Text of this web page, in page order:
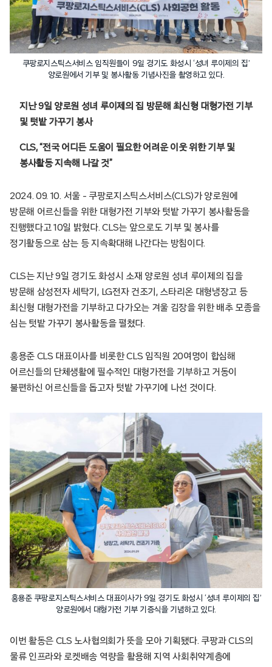
쿠팡로지스틱스서비스 임직원들이 9일 경기도 화성시 ‘성녀 루이제의 집’
양로원에서 기부 및 봉사활동 기념사진을 촬영하고 있다.
지난 9일 양로원 성녀 루이제의 집 방문해 최신형 대형가전 기부
및 텃밭 가꾸기 봉사
CLS, “전국 어디든 도움이 필요한 어려운 이웃 위한 기부 및
봉사활동 지속해 나갈 것”
2024. 09. 10. 서울 – 쿠팡로지스틱스서비스(CLS)가 양로원에
방문해 어르신들을 위한 대형가전 기부와 텃밭 가꾸기 봉사활동을
진행했다고 10일 밝혔다. CLS는 앞으로도 기부 및 봉사를
정기활동으로 삼는 등 지속확대해 나간다는 방침이다.
CLS는 지난 9일 경기도 화성시 소재 양로원 성녀 루이제의 집을
방문해 삼성전자 세탁기, LG전자 건조기, 스타리온 대형냉장고 등
최신형 대형가전을 기부하고 다가오는 겨울 김장을 위한 배추 모종을
심는 텃밭 가꾸기 봉사활동을 펼쳤다.
홍용준 CLS 대표이사를 비롯한 CLS 임직원 20여명이 합심해
어르신들의 단체생활에 필수적인 대형가전을 기부하고 거동이
불편하신 어르신들을 돕고자 텃밭 가꾸기에 나선 것이다.
홍용준 쿠팡로지스틱스서비스 대표이사가 9일 경기도 화성시 ‘성녀 루이제의 집’
양로원에서 대형가전 기부 기증식을 기념하고 있다.
이번 활동은 CLS 노사협의회가 뜻을 모아 기획됐다. 쿠팡과 CLS의
물류 인프라와 로켓배송 역량을 활용해 지역 사회취약계층에